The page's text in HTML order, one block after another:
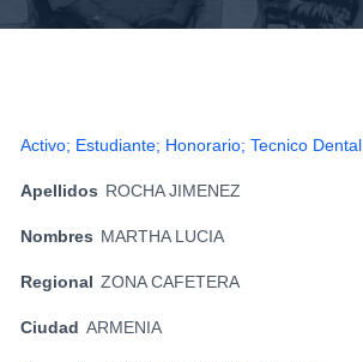
Activo; Estudiante; Honorario; Tecnico Dental
Apellidos ROCHA JIMENEZ
Nombres MARTHA LUCIA
Regional ZONA CAFETERA
Ciudad ARMENIA